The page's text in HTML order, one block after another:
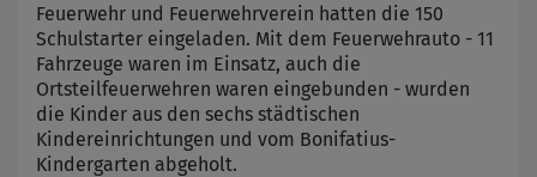
Feuerwehr und Feuerwehrverein hatten die 150
Schulstarter eingeladen. Mit dem Feuerwehrauto - 11
Fahrzeuge waren im Einsatz, auch die
Ortsteilfeuerwehren waren eingebunden - wurden
die Kinder aus den sechs städtischen
Kindereinrichtungen und vom Bonifatius-
Kindergarten abgeholt.